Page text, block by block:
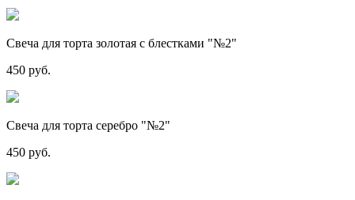
Свеча для торта золотая с блестками "№2"
450 руб.
Свеча для торта серебро "№2"
450 руб.